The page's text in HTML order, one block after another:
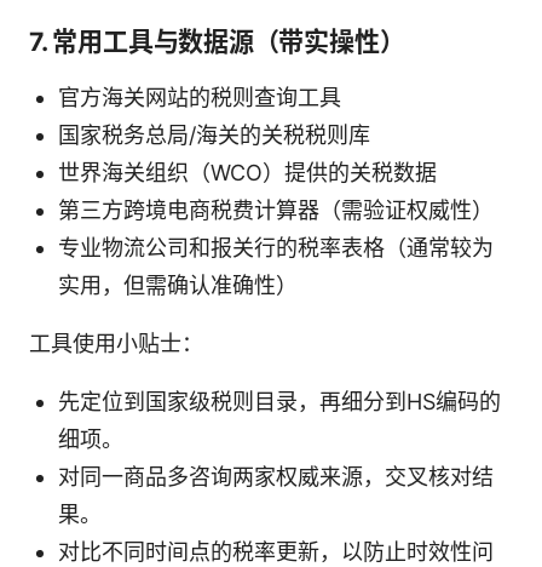
7. 常用工具与数据源（带实操性）
官方海关网站的税则查询工具
国家税务总局/海关的关税税则库
世界海关组织（WCO）提供的关税数据
第三方跨境电商税费计算器（需验证权威性）
专业物流公司和报关行的税率表格（通常较为
实用，但需确认准确性）
工具使用小贴士：
先定位到国家级税则目录，再细分到HS编码的
细项。
对同一商品多咨询两家权威来源，交叉核对结
果。
对比不同时间点的税率更新，以防止时效性问